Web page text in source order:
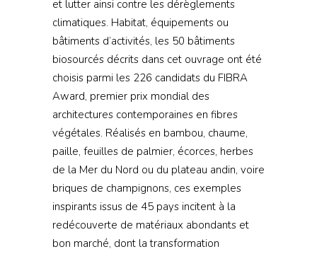
et lutter ainsi contre les dérèglements
climatiques. Habitat, équipements ou
bâtiments d’activités, les 50 bâtiments
biosourcés décrits dans cet ouvrage ont été
choisis parmi les 226 candidats du FIBRA
Award, premier prix mondial des
architectures contemporaines en fibres
végétales. Réalisés en bambou, chaume,
paille, feuilles de palmier, écorces, herbes
de la Mer du Nord ou du plateau andin, voire
briques de champignons, ces exemples
inspirants issus de 45 pays incitent à la
redécouverte de matériaux abondants et
bon marché, dont la transformation